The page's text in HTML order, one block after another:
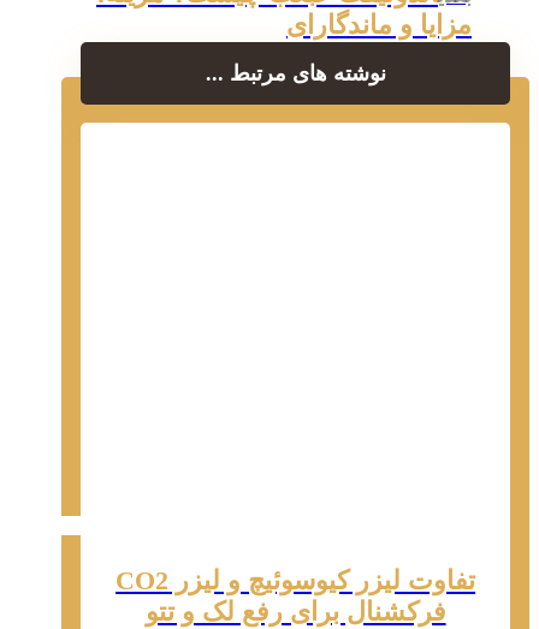
مزایا و ماندگارای
نوشته های مرتبط ...
تفاوت لیزر کیوسوئیچ و لیزر CO2
فرکشنال برای رفع لک و تتو